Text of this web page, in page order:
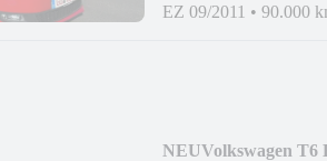
EZ 09/2011 • 90.000
NEUVolkswagen